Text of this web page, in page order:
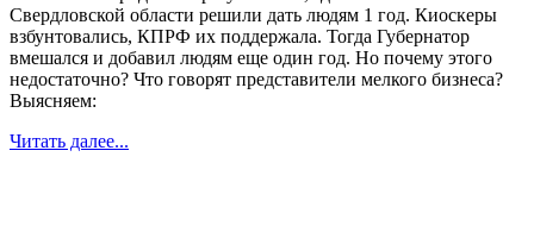
Свердловской области решили дать людям 1 год. Киоскеры
взбунтовались, КПРФ их поддержала. Тогда Губернатор
вмешался и добавил людям еще один год. Но почему этого
недостаточно? Что говорят представители мелкого бизнеса?
Выясняем:
Читать далее...